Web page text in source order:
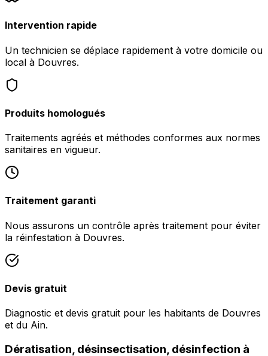
Intervention rapide
Un technicien se déplace rapidement à votre domicile ou
local à Douvres.
Produits homologués
Traitements agréés et méthodes conformes aux normes
sanitaires en vigueur.
Traitement garanti
Nous assurons un contrôle après traitement pour éviter
la réinfestation à Douvres.
Devis gratuit
Diagnostic et devis gratuit pour les habitants de Douvres
et du Ain.
Dératisation, désinsectisation, désinfection à